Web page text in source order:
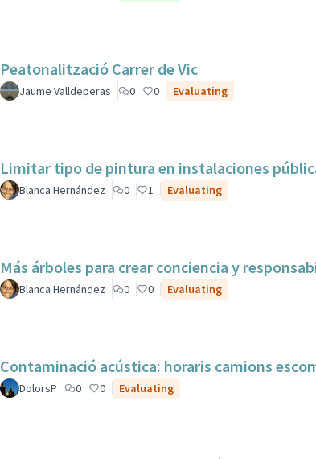
Peatonalització Carrer de Vic
Jaume Valldeperas 0 0 Evaluating
Limitar tipo de pintura en instalaciones
Blanca Hernández 0 1 Evaluating
Más árboles para crear conciencia y
Blanca Hernández 0 0 Evaluating
Contaminació acústica: horaris camions
DolorsP 0 0 Evaluating